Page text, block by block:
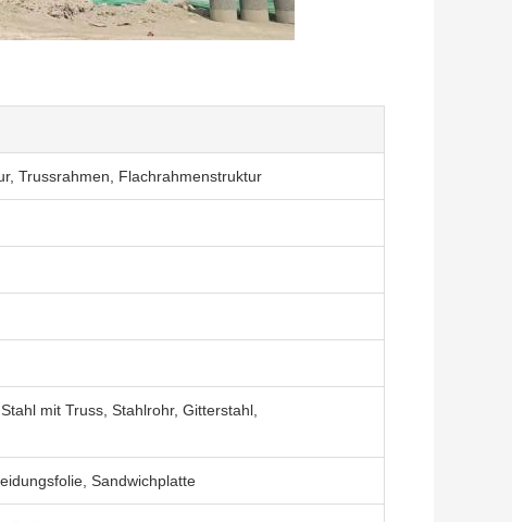
Trussrahmen, Flachrahmenstruktur
mit Truss, Stahlrohr, Gitterstahl,
Sandwichplatte